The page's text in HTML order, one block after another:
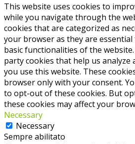
This website uses cookies to
while you navigate through the
cookies that are categorized as
your browser as they are
basic functionalities of the
party cookies that help us analyze
you use this website. These
browser only with your consent.
to opt-out of these cookies. But
these cookies may affect your
Necessary
Necessary
Sempre abilitato